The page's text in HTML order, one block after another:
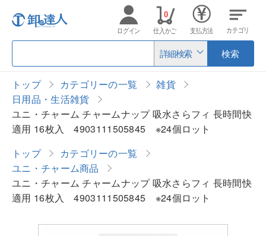
詳細検索 検索
ログイン 仕入かご
0
支払方法 カテゴリ
トップ カテゴリーの一覧
雑貨
日用品・生活雑貨
ユニ・チャーム チャームナップ 吸水さらフィ 長時間快
適用 16枚入 4903111505845 ※24個ロット
トップ
カテゴリーの一覧
ユニ・チャーム商品
ユニ・チャーム チャームナップ 吸水さらフィ 長時間快
適用 16枚入 4903111505845 ※24個ロット